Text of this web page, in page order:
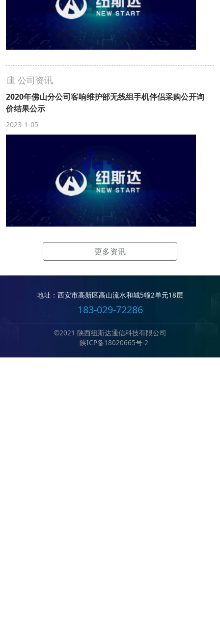
公司资讯
2020年佛山分公司客响维护部无线组手机伴侣采购公开询
价结果公示
2023-1-05
更多资讯
地址：西安市高新区高山流水和城5幢2单元18层
183-029-72286
©2021 陕西纽斯达通信科技有限公司
陕ICP备18020665号-2